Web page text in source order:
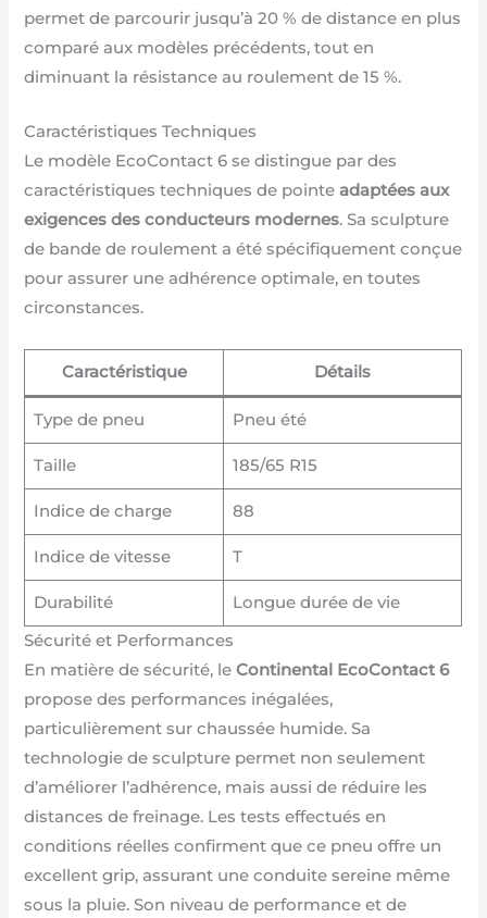
permet de parcourir jusqu’à 20 % de distance en plus
comparé aux modèles précédents, tout en
diminuant la résistance au roulement de 15 %.
Caractéristiques Techniques
Le modèle EcoContact 6 se distingue par des
caractéristiques techniques de pointeadaptées aux
exigences des conducteurs modernes. Sa sculpture
de bande de roulement a été spécifiquement conçue
pour assurer une adhérence optimale, en toutes
circonstances.
Caractéristique Détails
Type de pneu Pneu été
Taille 185/65 R15
Indice de charge 88
Indice de vitesse T
Durabilité
Longue durée de vie
Sécurité et Performances
En matière de sécurité, leContinental EcoContact 6
propose des performances inégalées,
particulièrement sur chaussée humide. Sa
technologie de sculpture permet non seulement
d’améliorer l’adhérence, mais aussi de réduire les
distances de freinage. Les tests effectués en
conditions réelles confirment que ce pneu offre un
excellent grip, assurant une conduite sereine même
sous la pluie. Son niveau de performance et de